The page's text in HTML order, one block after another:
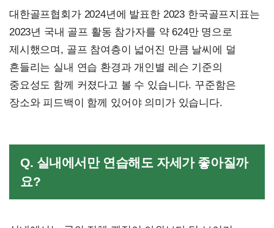
대한골프협회가 2024년에 발표한 2023 한국골프지표는
2023년 국내 골프 활동 참가자를 약 624만 명으로
제시했으며, 골프 참여층이 넓어진 만큼 날씨에 덜
흔들리는 실내 연습 환경과 개인별 레슨 기준의
중요성도 함께 커졌다고 볼 수 있습니다. 꾸준함은
장소와 피드백이 함께 있어야 의미가 있습니다.
Q. 실내에서만 연습해도 자세가 좋아질까
요?